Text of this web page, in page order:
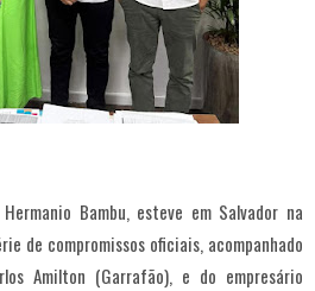
Bambu, esteve em Salvador na
de compromissos oficiais, acompanhado
Amilton (Garrafão), e do empresário